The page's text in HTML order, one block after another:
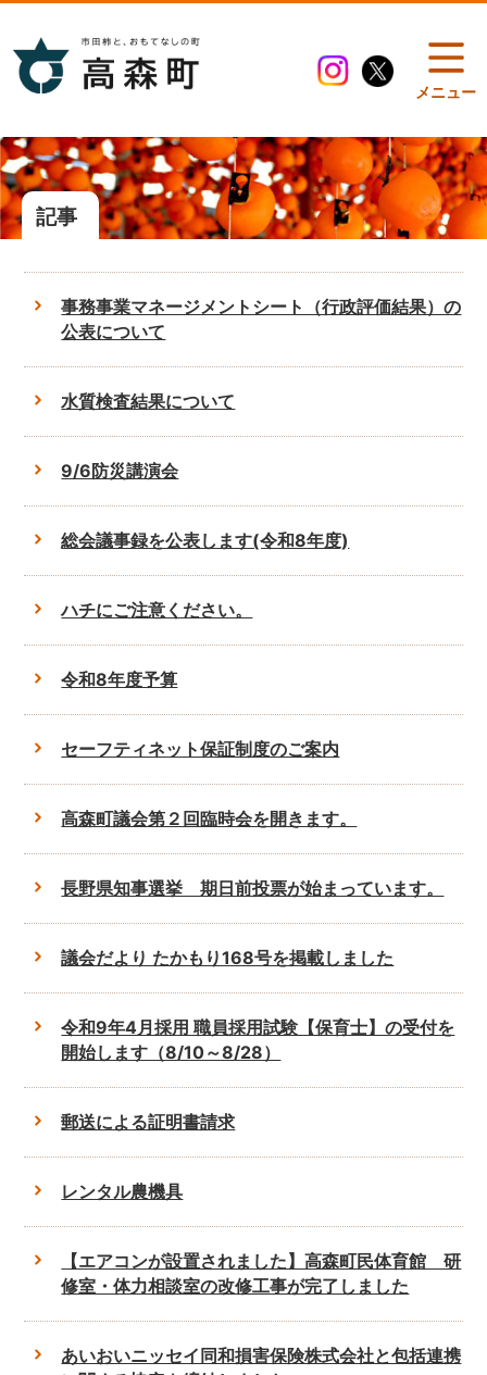
メニュー
記事
事務事業マネージメントシート（行政評価結果）の
公表について
水質検査結果について
9/6防災講演会
総会議事録を公表します(令和8年度)
ハチにご注意ください。
令和8年度予算
セーフティネット保証制度のご案内
高森町議会第２回臨時会を開きます。
長野県知事選挙 期日前投票が始まっています。
議会だより たかもり168号を掲載しました
令和9年4月採用 職員採用試験【保育士】の受付を
開始します（8/10～8/28）
郵送による証明書請求
レンタル農機具
【エアコンが設置されました】高森町民体育館 研
修室・体力相談室の改修工事が完了しました
あいおいニッセイ同和損害保険株式会社と包括連携